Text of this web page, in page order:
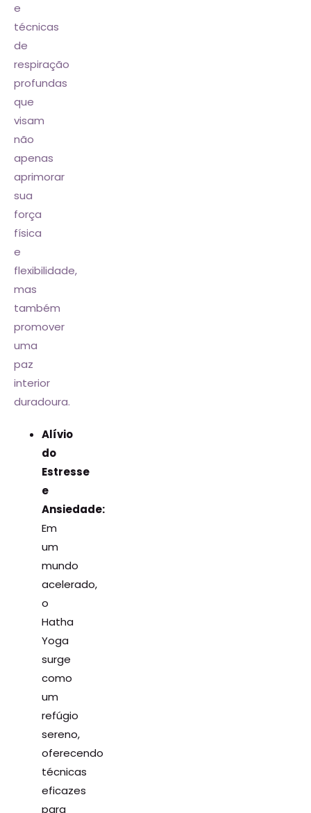
e
técnicas
de
respiração
profundas
que
visam
não
apenas
aprimorar
sua
força
física
e
flexibilidade,
mas
também
promover
uma
paz
interior
duradoura.
Alívio
do
Estresse
e
Ansiedade:
Em
um
mundo
acelerado,
o
Hatha
Yoga
surge
como
um
refúgio
sereno,
oferecendo
técnicas
eficazes
para